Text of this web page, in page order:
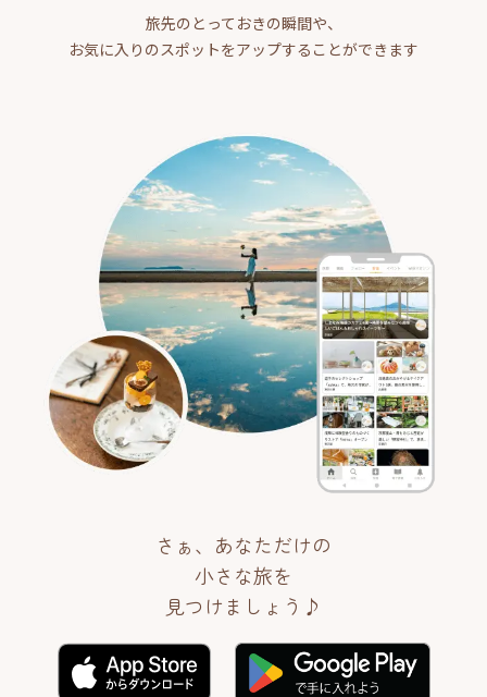
旅先のとっておきの瞬間や、
お気に入りのスポットをアップすることができます
さぁ、あなただけの
小さな旅を
見つけましょう♪